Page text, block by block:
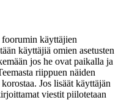
käyttäjien
käyttäjiä omien asetusten
jos he ovat paikalla ja
riippuen näiden
Jos lisäät käyttäjän
viestit piilotetaan